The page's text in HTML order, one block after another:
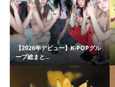
【2026年デビュー】K-POPグル
ープ総まと...